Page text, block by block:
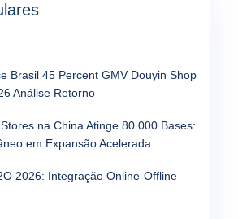
Brasil 45 Percent GMV Douyin Shop
Análise Retorno
na China Atinge 80.000 Bases:
em Expansão Acelerada
2026: Integração Online-Offline